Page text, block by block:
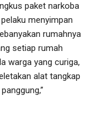
paket narkoba
menyimpan
rumahnya
setiap rumah
warga yang curiga,
alat tangkap